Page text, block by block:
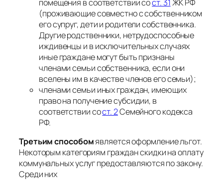
помещения в соответствии сост. 31 ЖК РФ
(проживающие совместно с собственником
его супруг, дети и родители собственника.
Другие родственники, нетрудоспособные
иждивенцы и в исключительных случаях
иные граждане могут быть признаны
членами семьи собственника, если они
вселены им в качестве членов его семьи);
членами семьи иных граждан, имеющих
право на получение субсидии, в
соответствии сост. 2Семейного кодекса
РФ.
Третьим способомявляется оформление льгот.
Некоторым категориям граждан скидки на оплату
коммунальных услуг предоставляются по закону.
Среди них